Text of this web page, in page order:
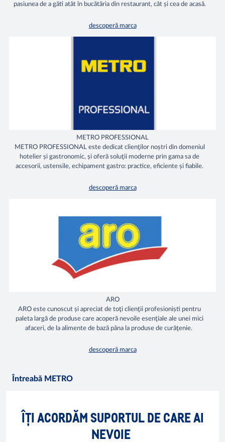
pasiunea de a găti atât în bucătăria din restaurant, cât și cea de acasă.
descoperă marca
METRO PROFESSIONAL
METRO PROFESSIONAL este dedicat clienţilor noștri din domeniul
hotelier și gastronomic, și oferă soluţii moderne prin gama sa de
accesorii, ustensile, echipament gastro: practice, eficiente și fiabile.
descoperă marca
ARO
ARO este cunoscut și apreciat de toţi clienţii profesioniști pentru
paleta largă de produse care acoperă nevoile esenţiale ale unei mici
afaceri, de la alimente de bază pâna la produse de curăţenie.
descoperă marca
Întreabă METRO
ÎȚI ACORDĂM SUPORTUL DE CARE AI
NEVOIE